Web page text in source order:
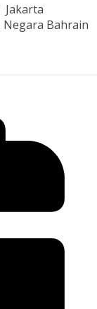
Jakarta
Bahrain